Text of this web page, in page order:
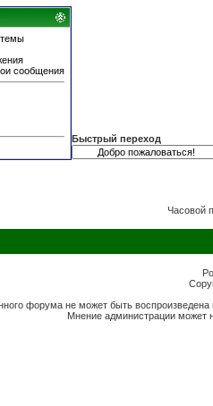
темы
сообщения
Быстрый переход
Часовой
форума не может быть
Мнение администрации может